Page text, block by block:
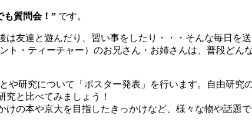
も質問会！” です。
友達と遊んだり、習い事をしたり・・・そんな毎日を送
ト・ティーチャー）のお兄さん・お姉さんは、普段ど
や研究について「ポスター発表」を行います。自由研
究と比べてみましょう！
の本や京大を目指したきっかけなど、様々な物や話題